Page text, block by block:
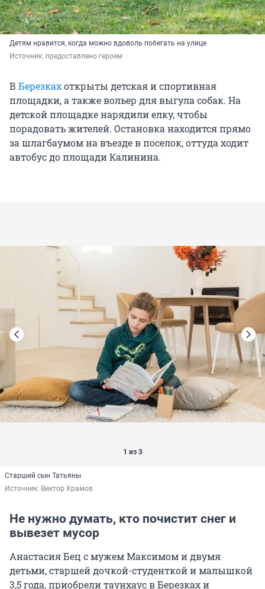
Детям нравится, когда можно вдоволь побегать на улице
Источник: предоставлено героем
В Березкахоткрыты детская и спортивная
площадки, а также вольер для выгула собак. На
детской площадке нарядили елку, чтобы
порадовать жителей. Остановка находится прямо
за шлагбаумом на въезде в поселок, оттуда ходит
автобус до площади Калинина.
1 из 3
Старший сын Татьяны
Источник: Виктор Храмов
Не нужно думать, кто почистит снег и
вывезет мусор
Анастасия Бец с мужем Максимом и двумя
детьми, старшей дочкой-студенткой и малышкой
3,5 года, приобрели таунхаус в Березках и